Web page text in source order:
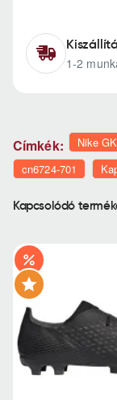
1-2
Címkék:
Nike
cn6724-701
Kapcsolódó